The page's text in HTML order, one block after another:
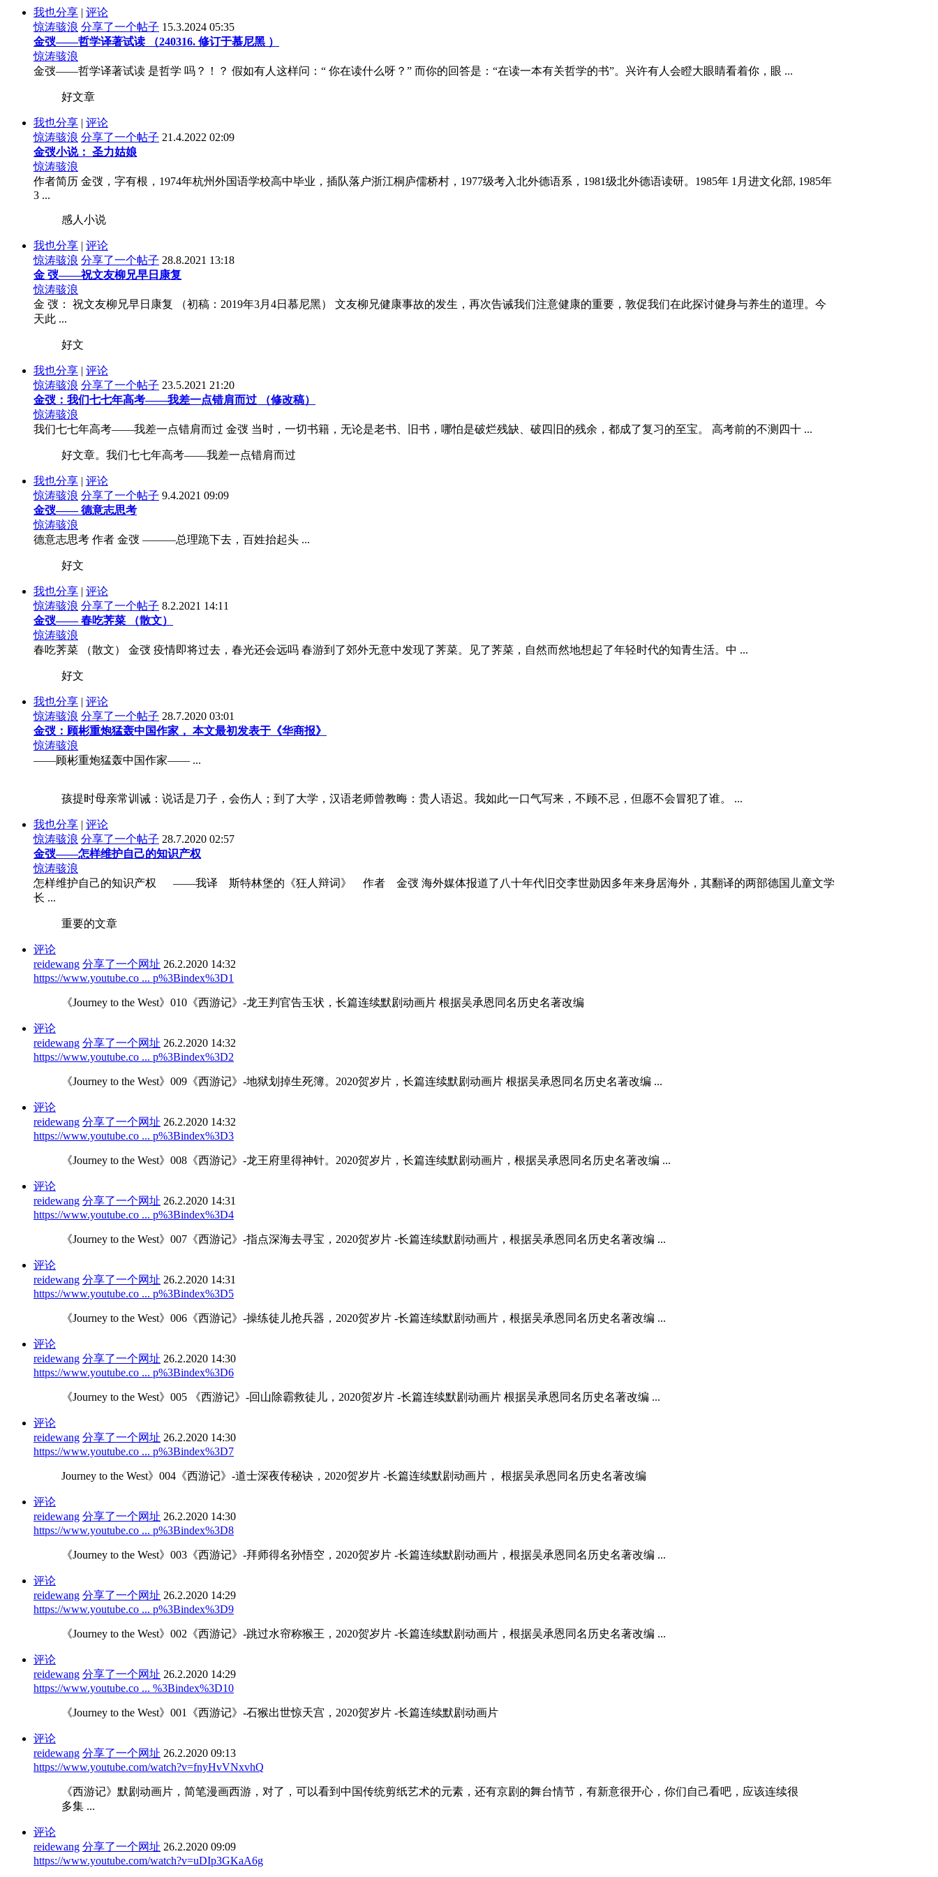
我也分享 | 评论
惊涛骇浪 分享了一个帖子 15.3.2024 05:35
金弢——哲学译著试读 （240316. 修订于慕尼黑 ）
惊涛骇浪
金弢——哲学译著试读 是哲学 吗？！？ 假如有人这样问：“ 你在读什么呀？” 而你的回答是：“在读一本有关哲学的书”。兴许有人会瞪大眼睛看着你，眼 ...
好文章
我也分享 | 评论
惊涛骇浪 分享了一个帖子 21.4.2022 02:09
金弢小说： 圣力姑娘
惊涛骇浪
作者简历 金弢，字有根，1974年杭州外国语学校高中毕业，插队落户浙江桐庐儒桥村，1977级考入北外德语系，1981级北外德语读研。1985年 1月进文化部, 1985年
3 ...
感人小说
我也分享 | 评论
惊涛骇浪 分享了一个帖子 28.8.2021 13:18
金 弢——祝文友柳兄早日康复
惊涛骇浪
金 弢： 祝文友柳兄早日康复 （初稿：2019年3月4日慕尼黑） 文友柳兄健康事故的发生，再次告诫我们注意健康的重要，敦促我们在此探讨健身与养生的道理。今
天此 ...
好文
我也分享 | 评论
惊涛骇浪 分享了一个帖子 23.5.2021 21:20
金弢：我们七七年高考——我差一点错肩而过 （修改稿）
惊涛骇浪
我们七七年高考——我差一点错肩而过 金弢 当时，一切书籍，无论是老书、旧书，哪怕是破烂残缺、破四旧的残余，都成了复习的至宝。 高考前的不测四十 ...
好文章。我们七七年高考——我差一点错肩而过
我也分享 | 评论
惊涛骇浪 分享了一个帖子 9.4.2021 09:09
金弢—— 德意志思考
惊涛骇浪
德意志思考 作者 金弢 ———总理跪下去，百姓抬起头 ...
好文
我也分享 | 评论
惊涛骇浪 分享了一个帖子 8.2.2021 14:11
金弢—— 春吃荠菜 （散文）
惊涛骇浪
春吃荠菜 （散文） 金弢 疫情即将过去，春光还会远吗 春游到了郊外无意中发现了荠菜。见了荠菜，自然而然地想起了年轻时代的知青生活。中 ...
好文
我也分享 | 评论
惊涛骇浪 分享了一个帖子 28.7.2020 03:01
金弢：顾彬重炮猛轰中国作家， 本文最初发表于《华商报》
惊涛骇浪
——顾彬重炮猛轰中国作家—— ...
孩提时母亲常训诫：说话是刀子，会伤人；到了大学，汉语老师曾教晦：贵人语迟。我如此一口气写来，不顾不忌，但愿不会冒犯了谁。 ...
我也分享 | 评论
惊涛骇浪 分享了一个帖子 28.7.2020 02:57
金弢——怎样维护自己的知识产权
惊涛骇浪
怎样维护自己的知识产权 ——我译 斯特林堡的《狂人辩词》 作者 金弢 海外媒体报道了八十年代旧交李世勋因多年来身居海外，其翻译的两部德国儿童文学
长 ...
重要的文章
评论
reidewang 分享了一个网址 26.2.2020 14:32
https://www.youtube.co ... p%3Bindex%3D1
《Journey to the West》010《西游记》-龙王判官告玉状，长篇连续默剧动画片 根据吴承恩同名历史名著改编
评论
reidewang 分享了一个网址 26.2.2020 14:32
https://www.youtube.co ... p%3Bindex%3D2
《Journey to the West》009《西游记》-地狱划掉生死簿。2020贺岁片，长篇连续默剧动画片 根据吴承恩同名历史名著改编 ...
评论
reidewang 分享了一个网址 26.2.2020 14:32
https://www.youtube.co ... p%3Bindex%3D3
《Journey to the West》008《西游记》-龙王府里得神针。2020贺岁片，长篇连续默剧动画片，根据吴承恩同名历史名著改编 ...
评论
reidewang 分享了一个网址 26.2.2020 14:31
https://www.youtube.co ... p%3Bindex%3D4
《Journey to the West》007《西游记》-指点深海去寻宝，2020贺岁片 -长篇连续默剧动画片，根据吴承恩同名历史名著改编 ...
评论
reidewang 分享了一个网址 26.2.2020 14:31
https://www.youtube.co ... p%3Bindex%3D5
《Journey to the West》006《西游记》-操练徒儿抢兵器，2020贺岁片 -长篇连续默剧动画片，根据吴承恩同名历史名著改编 ...
评论
reidewang 分享了一个网址 26.2.2020 14:30
https://www.youtube.co ... p%3Bindex%3D6
《Journey to the West》005 《西游记》-回山除霸救徒儿，2020贺岁片 -长篇连续默剧动画片 根据吴承恩同名历史名著改编 ...
评论
reidewang 分享了一个网址 26.2.2020 14:30
https://www.youtube.co ... p%3Bindex%3D7
Journey to the West》004《西游记》-道士深夜传秘诀，2020贺岁片 -长篇连续默剧动画片， 根据吴承恩同名历史名著改编
评论
reidewang 分享了一个网址 26.2.2020 14:30
https://www.youtube.co ... p%3Bindex%3D8
《Journey to the West》003《西游记》-拜师得名孙悟空，2020贺岁片 -长篇连续默剧动画片，根据吴承恩同名历史名著改编 ...
评论
reidewang 分享了一个网址 26.2.2020 14:29
https://www.youtube.co ... p%3Bindex%3D9
《Journey to the West》002《西游记》-跳过水帘称猴王，2020贺岁片 -长篇连续默剧动画片，根据吴承恩同名历史名著改编 ...
评论
reidewang 分享了一个网址 26.2.2020 14:29
https://www.youtube.co ... %3Bindex%3D10
《Journey to the West》001《西游记》-石猴出世惊天宫，2020贺岁片 -长篇连续默剧动画片
评论
reidewang 分享了一个网址 26.2.2020 09:13
https://www.youtube.com/watch?v=fnyHvVNxvhQ
《西游记》默剧动画片，简笔漫画西游，对了，可以看到中国传统剪纸艺术的元素，还有京剧的舞台情节，有新意很开心，你们自己看吧，应该连续很
多集 ...
评论
reidewang 分享了一个网址 26.2.2020 09:09
https://www.youtube.com/watch?v=uDIp3GKaA6g